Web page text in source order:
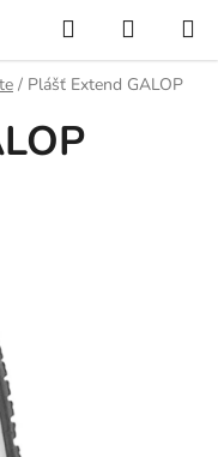
Hľadať
KOŠÍK
/ Plášť Extend GALOP